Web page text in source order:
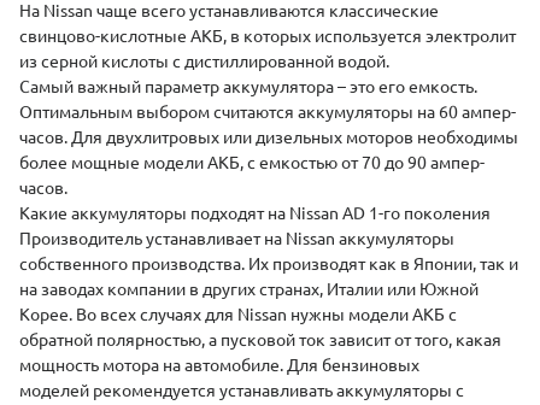
На Nissan чаще всего устанавливаются классические
свинцово-кислотные АКБ, в которых используется электролит
из серной кислоты с дистиллированной водой.
Самый важный параметр аккумулятора – это его емкость.
Оптимальным выбором считаются аккумуляторы на 60 ампер-
часов. Для двухлитровых или дизельных моторов необходимы
более мощные модели АКБ, с емкостью от 70 до 90 ампер-
часов.
Какие аккумуляторы подходят на Nissan AD 1-го поколения
Производитель устанавливает на Nissan аккумуляторы
собственного производства. Их производят как в Японии, так и
на заводах компании в других странах, Италии или Южной
Корее. Во всех случаях для Nissan нужны модели АКБ с
обратной полярностью, а пусковой ток зависит от того, какая
мощность мотора на автомобиле. Для бензиновых
моделей рекомендуется устанавливать аккумуляторы с